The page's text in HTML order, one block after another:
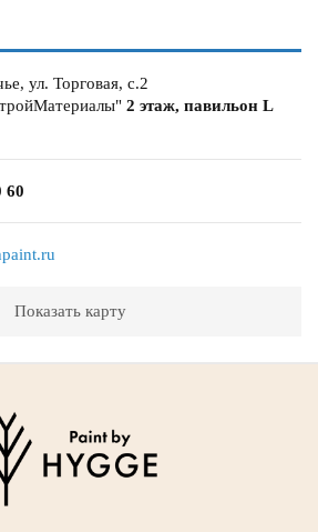
ул. Торговая, с.2
2 этаж, павильон L
60
Показать карту